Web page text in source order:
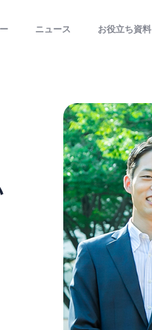
ニュース お役立ち資料